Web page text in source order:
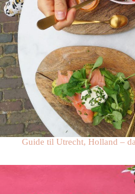
Guide til Utrecht, Holland –